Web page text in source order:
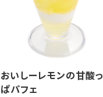
おいしーレモンの甘酸っ
ぱパフェ